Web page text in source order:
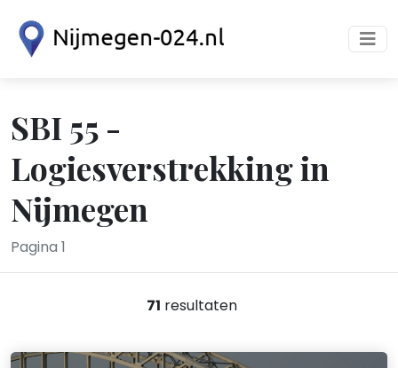
SBI 55 -
Logiesverstrekking in
Nijmegen
Pagina 1
71 resultaten